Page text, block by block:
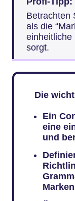
Betrachten
als die
einheitliche
sorgt.
Die
Ein
eine
und